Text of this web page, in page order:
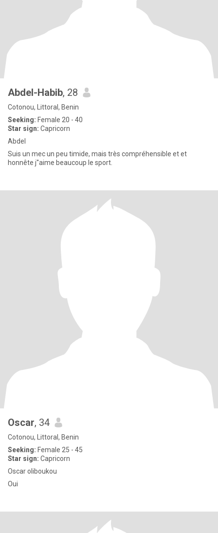
Abdel-Habib, 28
Cotonou, Littoral, Benin
Seeking: Female 20 - 40
Star sign: Capricorn
Abdel
Suis un mec un peu timide, mais très compréhensible et et
honnête j''aime beaucoup le sport.
Oscar, 34
Cotonou, Littoral, Benin
Seeking: Female 25 - 45
Star sign: Capricorn
Oscar oliboukou
Oui